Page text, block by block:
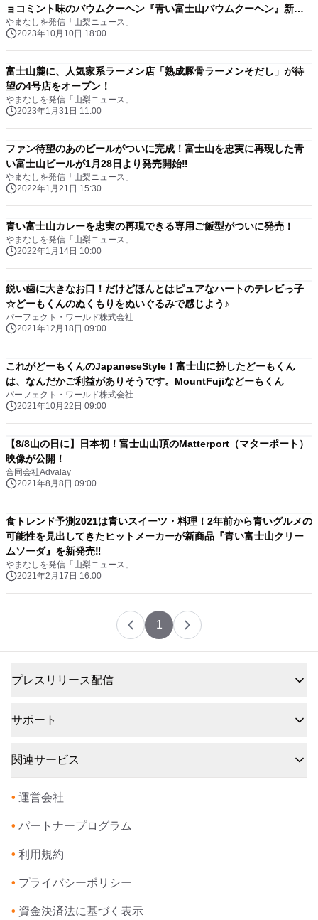
ョコミント味のバウムクーヘン『青い富士山バウムクーヘン』新発
売
やまなしを発信「山梨ニュース」
2023年10月10日 18:00
富士山麓に、人気家系ラーメン店「熟成豚骨ラーメンそだし」が待
望の4号店をオープン！
やまなしを発信「山梨ニュース」
2023年1月31日 11:00
ファン待望のあのビールがついに完成！富士山を忠実に再現した青
い富士山ビールが1月28日より発売開始‼
やまなしを発信「山梨ニュース」
2022年1月21日 15:30
青い富士山カレーを忠実の再現できる専用ご飯型がついに発売！
やまなしを発信「山梨ニュース」
2022年1月14日 10:00
鋭い歯に大きなお口！だけどほんとはピュアなハートのテレビっ子
☆どーもくんのぬくもりをぬいぐるみで感じよう♪
パーフェクト・ワールド株式会社
2021年12月18日 09:00
これがどーもくんのJapaneseStyle！富士山に扮したどーもくん
は、なんだかご利益がありそうです。MountFujiなどーもくん
パーフェクト・ワールド株式会社
2021年10月22日 09:00
【8/8山の日に】日本初！富士山山頂のMatterport（マターポート）
映像が公開！
合同会社Advalay
2021年8月8日 09:00
食トレンド予測2021は青いスイーツ・料理！2年前から青いグルメの
可能性を見出してきたヒットメーカーが新商品『青い富士山クリー
ムソーダ』を新発売‼
やまなしを発信「山梨ニュース」
2021年2月17日 16:00
1
プレスリリース配信
サポート
関連サービス
• 運営会社
• パートナープログラム
• 利用規約
• プライバシーポリシー
• 資金決済法に基づく表示